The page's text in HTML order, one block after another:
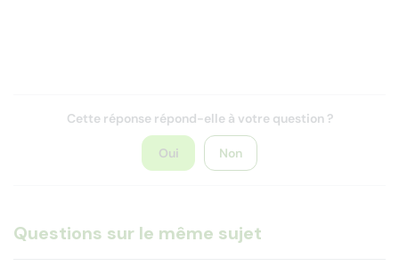
Cette réponse répond-elle à votre question ?
Oui Non
Questions sur le même sujet